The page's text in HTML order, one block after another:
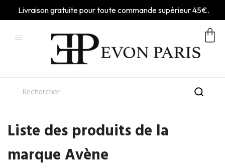
Livraison gratuite pour toute commande supérieur 45€.

Liste des produits de la
marque Avène